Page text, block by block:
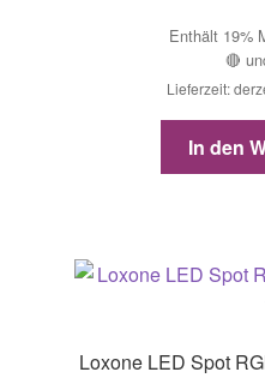
Enthält 19%
🔴
Lieferzeit:
In den
Loxone LED Spot